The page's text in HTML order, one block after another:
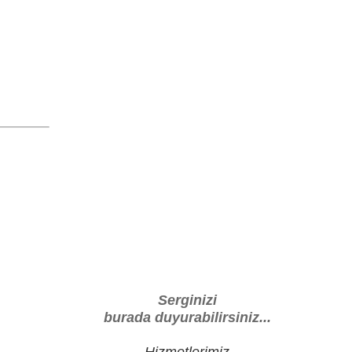
Serginizi
burada duyurabilirsiniz...